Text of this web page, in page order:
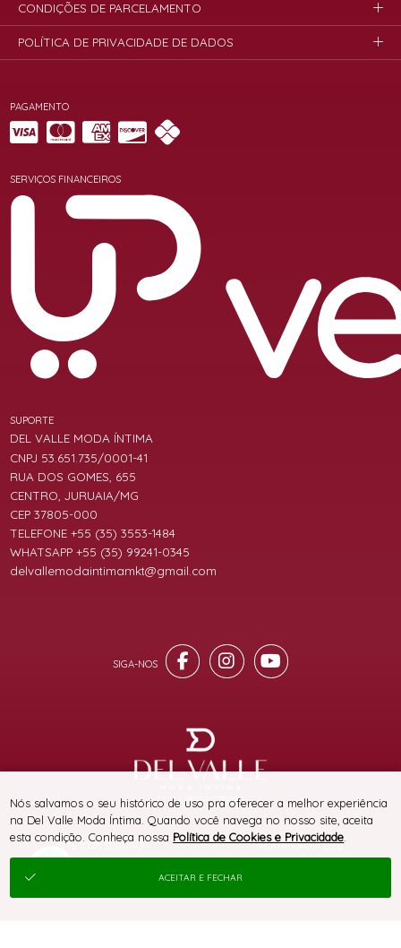
PAGAMENTO
SERVIÇOS FINANCEIROS
SITE 100% SEGURO PLATAFORMA B2B
SUPORTE
DEL VALLE MODA ÍNTIMA
CNPJ 53.651.735/0001-41
RUA DOS GOMES, 655
CENTRO, JURUAIA/MG
CEP 37805-000
TELEFONE +55 (35) 3553-1484
WHATSAPP +55 (35) 99241-0345
delvallemodaintimamkt@gmail.com
CONDIÇÕES DE PARCELAMENTO
POLÍTICA DE PRIVACIDADE DE DADOS
® TODOS DIREITOS RESERVADOS
Nós salvamos o seu histórico de uso pra oferecer a melhor experiência
na Del Valle Moda Íntima. Quando você navega no nosso site, aceita
esta condição. Conheça nossa Política de Cookies e Privacidade
ACEITAR E FECHAR